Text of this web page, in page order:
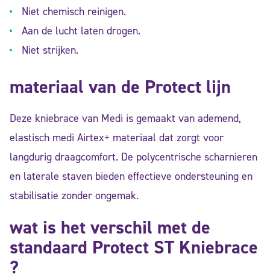
Niet chemisch reinigen.
Aan de lucht laten drogen.
Niet strijken.
materiaal van de Protect lijn
Deze kniebrace van Medi is gemaakt van ademend,
elastisch medi Airtex+ materiaal dat zorgt voor
langdurig draagcomfort. De polycentrische scharnieren
en laterale staven bieden effectieve ondersteuning en
stabilisatie zonder ongemak.
wat is het verschil met de
standaard Protect ST Kniebrace
?